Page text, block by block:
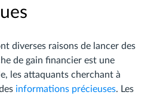
diverses raisons de lancer des
de gain financier est une
les attaquants cherchant à
informations précieuses. Les